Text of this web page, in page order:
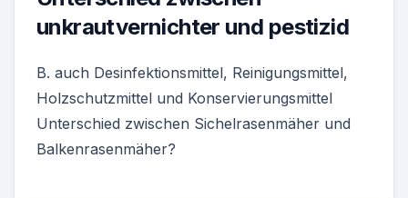
unkrautvernichter und pestizid
B. auch Desinfektionsmittel, Reinigungsmittel,
Holzschutzmittel und Konservierungsmittel
Unterschied zwischen Sichelrasenmäher und
Balkenrasenmäher?